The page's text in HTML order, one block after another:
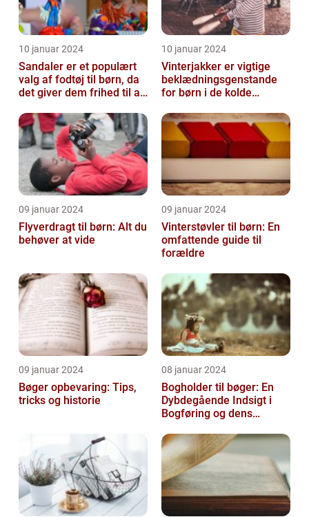
10 januar 2024
Sandaler er et populært
valg af fodtøj til børn, da
det giver dem frihed til at
10 januar 2024
Vinterjakker er vigtige
beklædningsgenstande
for børn i de kolde
09 januar 2024
Flyverdragt til børn: Alt du
behøver at vide
09 januar 2024
Vinterstøvler til børn: En
omfattende guide til
forældre
09 januar 2024
Bøger opbevaring: Tips,
tricks og historie
08 januar 2024
Bogholder til bøger: En
Dybdegående Indsigt i
Bogføring og dens